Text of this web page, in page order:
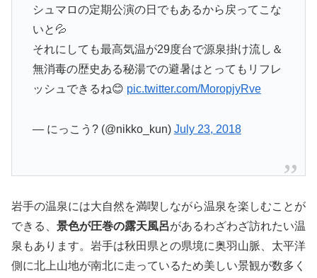
シュマロの定期公演の日でもあるから戻ってこな
いと💦
それにしても最高気温が29度台で源泉掛け流し＆
無消毒の歴史ある秘湯での避暑はとってもリフレ
ッシュできるね😊 pic.twitter.com/MoropjyRve
— にっこう? (@nikko_kun) July 23, 2018
岩手の温泉には大自然を満喫しながら温泉を楽しむことが
できる、 景色が圧巻の露天風呂があるわざわざ訪れたい温
泉もあります。岩手は秋田県との県境に奥羽山脈、太平洋
側に北上山地が南北に走っているため美しい景観が数多く